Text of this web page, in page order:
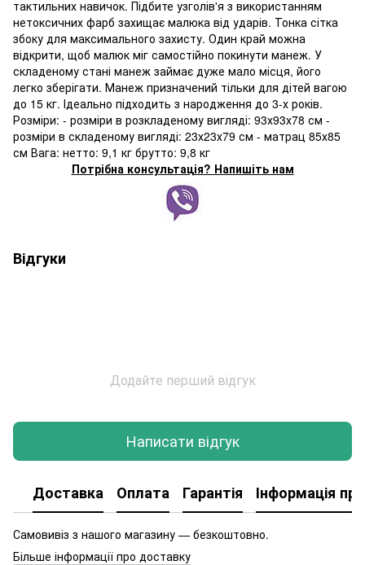
тактильних навичок. Підбите узголів'я з використанням
нетоксичних фарб захищає малюка від ударів. Тонка сітка
збоку для максимального захисту. Один край можна
відкрити, щоб малюк міг самостійно покинути манеж. У
складеному стані манеж займає дуже мало місця, його
легко зберігати. Манеж призначений тільки для дітей вагою
до 15 кг. Ідеально підходить з народження до 3-х років.
Розміри: - розміри в розкладеному вигляді: 93х93х78 см -
розміри в складеному вигляді: 23х23х79 см - матрац 85х85
см Вага: нетто: 9,1 кг брутто: 9,8 кг
Потрібна консультація? Напишіть нам
Відгуки
Додайте перший відгук
Написати відгук
Доставка Оплата Гарантія Інформація
Самовивіз з нашого магазину — безкоштовно.
Більше інформації про доставку